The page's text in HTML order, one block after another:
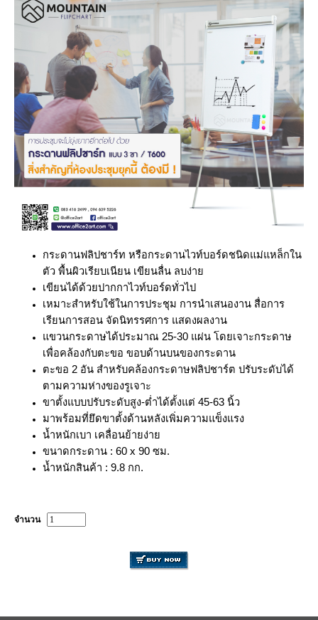
กระดานฟลิปชาร์ท หรือกระดานไวท์บอร์ดชนิดแม่แหล็กใน
ตัว พื้นผิวเรียบเนียน เขียนลื่น ลบง่าย
เขียนได้ด้วยปากกาไวท์บอร์ดทั่วไป
เหมาะสำหรับใช้ในการประชุม การนำเสนองาน สื่อการ
เรียนการสอน จัดนิทรรศการ แสดงผลงาน
แขวนกระดาษได้ประมาณ 25-30 แผ่น โดยเจาะกระดาษ
เพื่อคล้องกับตะขอ ขอบด้านบนของกระดาน
ตะขอ 2 อัน สำหรับคล้องกระดาษฟลิปชาร์ต ปรับระดับได้
ตามความห่างของรูเจาะ
ขาตั้งแบบปรับระดับสูง-ต่ำได้ตั้งแต่ 45-63 นิ้ว
มาพร้อมที่ยึดขาตั้งด้านหลังเพิ่มความแข็งแรง
น้ำหนักเบา เคลื่อนย้ายง่าย
ขนาดกระดาน : 60 x 90 ซม.
น้ำหนักสินค้า : 9.8 กก.
จำนวน